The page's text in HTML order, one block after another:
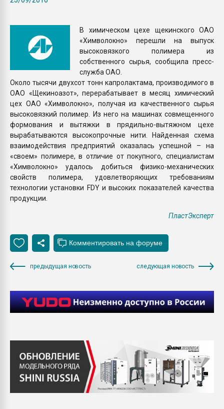
ПЕРЕЙТИ НА
В химическом цехе щекинского ОАО
«Химволокно» перешли на выпуск
высоковязкого полимера из
собственного сырья, сообщила пресс-
служба ОАО.
Около тысячи двухсот тонн капролактама, производимого в
ОАО «Щекиноазот», перерабатывает в месяц химический
цех ОАО «Химволокно», получая из качественного сырья
высоковязкий полимер. Из него на машинах совмещенного
формования и вытяжки в прядильно-вытяжном цехе
вырабатываются высокопрочные нити. Найденная схема
взаимодействия предприятий оказалась успешной – на
«своем» полимере, в отличие от покупного, специалистам
«Химволокно» удалось добиться физико-механических
свойств полимера, удовлетворяющих требованиям
технологии установки FDY и высоких показателей качества
продукции.
ПластЭксперт
предыдущая новость следующая новость